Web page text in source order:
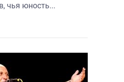
чья юность...